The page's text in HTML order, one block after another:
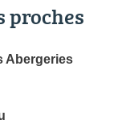
Abergeries